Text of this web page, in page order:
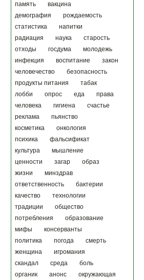
память
вакцина
демография
рождаемость
статистика
напитки
радиация
наука
старость
отходы
госдума
молодежь
инфекция
воспитание
закон
человечество
безопасность
продукты питания
табак
лобби
опрос еда
права
человека
гигиена
счастье
реклама
пьянство
косметика
онкология
психика
фальсификат
культура
мышление
ценности
загар
образ
жизни
минздрав
ответственность
бактерии
качество
технологии
традиции
общество
потребления
образование
мифы
консерванты
политика
погода
смерть
женщина
игромания
скандал
среда
боль
органик
анонс
окружающая